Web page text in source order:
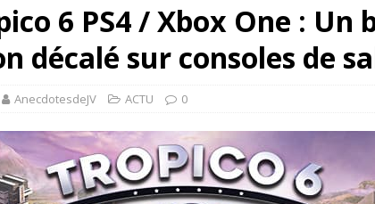
6 PS4 / Xbox One : Un
décalé sur consoles de
AnecdotesdeJV ACTU 0